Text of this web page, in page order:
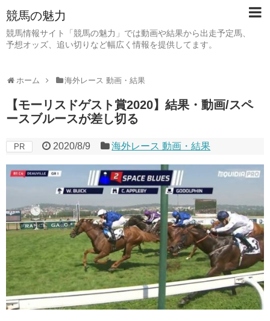
競馬の魅力
競馬情報サイト「競馬の魅力」では動画や結果から出走予定馬、
予想オッズ、追い切りなど幅広く情報を提供してます。
ホーム 海外レース 動画・結果
【モーリスドゲスト賞2020】結果・動画/スペ
ースブルースが差し切る
PR 2020/8/9 海外レース 動画・結果